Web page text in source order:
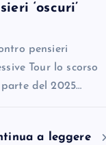
‘oscuri’
pensieri
Tour lo scorso
del 2025…
a leggere